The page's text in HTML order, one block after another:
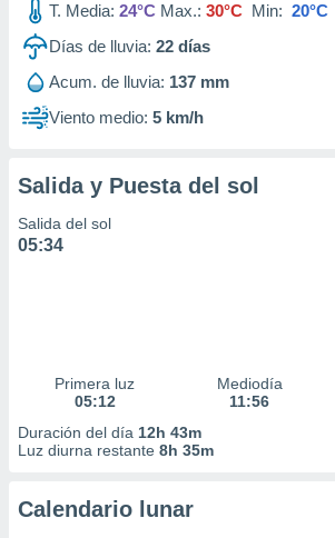
1199
T. Media: 24°C Max.: 30°C Min: 20°C
Días de lluvia: 22 días
Acum. de lluvia: 137 mm
Viento medio: 5 km/h
Salida y Puesta del sol
Salida del sol
05:34
Primera luz
05:12
Mediodía
11:56
Duración del día 12h 43m
Luz diurna restante 8h 35m
Calendario lunar